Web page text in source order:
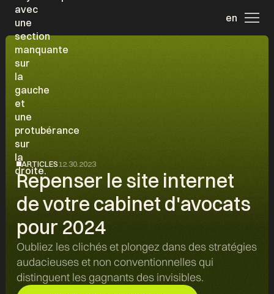
en
ARTICLES12.30.2023
Repenser le site internet
de votre cabinet d'avocats
pour 2024
Oubliez les clichés et plongez dans des stratégies
audacieuses et non conventionnelles qui
distinguent les gagnants des invisibles.